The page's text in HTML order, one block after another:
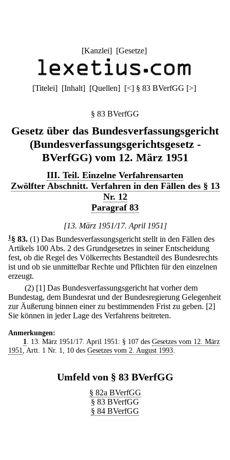
[Kanzlei] [Gesetze]
[Titelei] [Inhalt] [Quellen] [<] § 83 BVerfGG [>]
§ 83 BVerfGG
Gesetz über das Bundesverfassungsgericht
(Bundesverfassungsgerichtsgesetz -
BVerfGG) vom 12. März 1951
III. Teil. Einzelne Verfahrensarten
Zwölfter Abschnitt. Verfahren in den Fällen des § 13
Nr. 12
Paragraf 83
[13. März 1951/17. April 1951]
1 § 83. (1) Das Bundesverfassungsgericht stellt in den Fällen des
Artikels 100 Abs. 2 des Grundgesetzes in seiner Entscheidung
fest, ob die Regel des Völkerrechts Bestandteil des Bundesrechts
ist und ob sie unmittelbar Rechte und Pflichten für den einzelnen
erzeugt.
(2) [1] Das Bundesverfassungsgericht hat vorher dem
Bundestag, dem Bundesrat und der Bundesregierung Gelegenheit
zur Äußerung binnen einer zu bestimmenden Frist zu geben. [2]
Sie können in jeder Lage des Verfahrens beitreten.
Anmerkungen:
1. 13. März 1951/17. April 1951: § 107 des Gesetzes vom 12. März
1951, Artt. 1 Nr. 1, 10 des Gesetzes vom 2. August 1993.
Umfeld von § 83 BVerfGG
§ 82a BVerfGG
§ 83 BVerfGG
§ 84 BVerfGG